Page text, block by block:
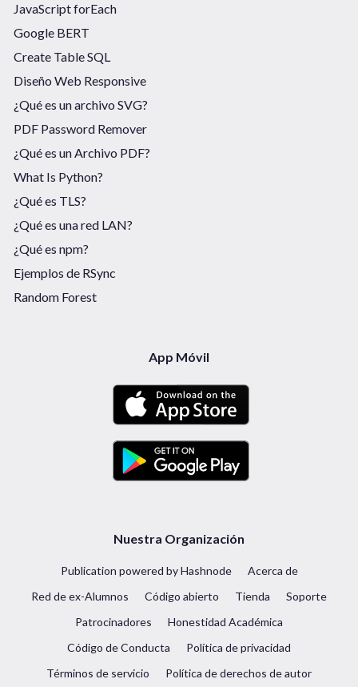
JavaScript forEach
Google BERT
Create Table SQL
Diseño Web Responsive
¿Qué es un archivo SVG?
PDF Password Remover
¿Qué es un Archivo PDF?
What Is Python?
¿Qué es TLS?
¿Qué es una red LAN?
¿Qué es npm?
Ejemplos de RSync
Random Forest
App Móvil
Nuestra Organización
Publication powered by Hashnode
Acerca de
Red de ex-Alumnos
Código abierto Tienda
Soporte
Patrocinadores
Honestidad Académica
Código de Conducta
Política de privacidad
Términos de servicio
Política de derechos de autor